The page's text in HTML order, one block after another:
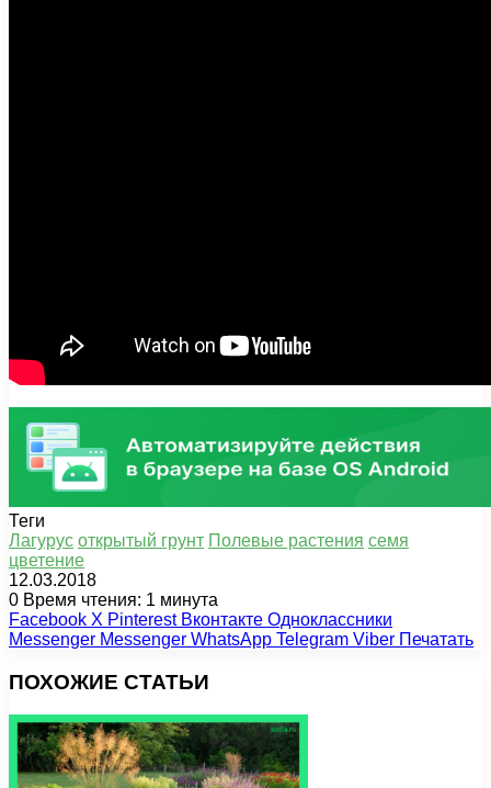
Теги
Лагурус открытый грунт Полевые растения семя
цветение
12.03.2018
0 Время чтения: 1 минута
Facebook X Pinterest Вконтакте Одноклассники
Messenger Messenger WhatsApp Telegram Viber Печатать
ПОХОЖИЕ СТАТЬИ